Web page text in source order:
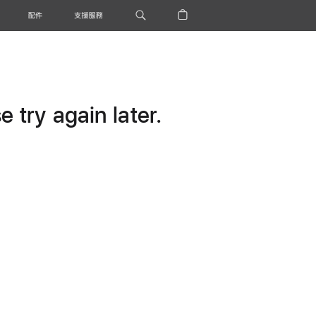
配件 支援服務
try again later.